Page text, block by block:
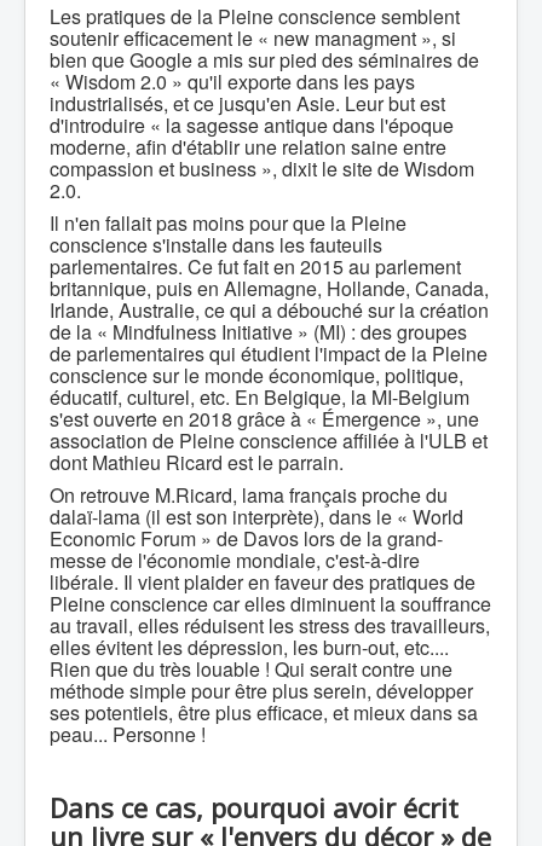
Les pratiques de la Pleine conscience semblent
soutenir efficacement le « new managment », si
bien que Google a mis sur pied des séminaires de
« Wisdom 2.0 » qu'il exporte dans les pays
industrialisés, et ce jusqu'en Asie. Leur but est
d'introduire « la sagesse antique dans l'époque
moderne, afin d'établir une relation saine entre
compassion et business », dixit le site de Wisdom
2.0.
Il n'en fallait pas moins pour que la Pleine
conscience s'installe dans les fauteuils
parlementaires. Ce fut fait en 2015 au parlement
britannique, puis en Allemagne, Hollande, Canada,
Irlande, Australie, ce qui a débouché sur la création
de la « Mindfulness Initiative » (MI) : des groupes
de parlementaires qui étudient l'impact de la Pleine
conscience sur le monde économique, politique,
éducatif, culturel, etc. En Belgique, la MI-Belgium
s'est ouverte en 2018 grâce à « Émergence », une
association de Pleine conscience affiliée à l'ULB et
dont Mathieu Ricard est le parrain.
On retrouve M.Ricard, lama français proche du
dalaï-lama (il est son interprète), dans le « World
Economic Forum » de Davos lors de la grand-
messe de l'économie mondiale, c'est-à-dire
libérale. Il vient plaider en faveur des pratiques de
Pleine conscience car elles diminuent la souffrance
au travail, elles réduisent les stress des travailleurs,
elles évitent les dépression, les burn-out, etc....
Rien que du très louable ! Qui serait contre une
méthode simple pour être plus serein, développer
ses potentiels, être plus efficace, et mieux dans sa
peau... Personne !
Dans ce cas, pourquoi avoir écrit
un livre sur « l'envers du décor » de